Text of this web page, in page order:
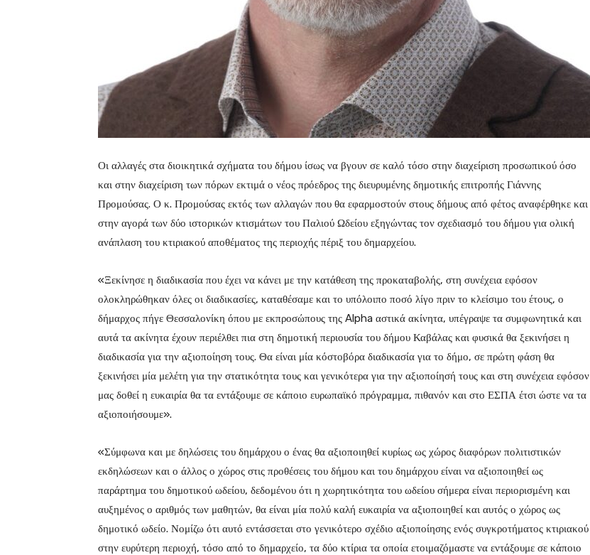
Οι αλλαγές στα διοικητικά σχήματα του δήμου ίσως να βγουν σε καλό τόσο στην διαχείριση προσωπικού όσο
και στην διαχείριση των πόρων εκτιμά ο νέος πρόεδρος της διευρυμένης δημοτικής επιτροπής Γιάννης
Προμούσας. Ο κ. Προμούσας εκτός των αλλαγών που θα εφαρμοστούν στους δήμους από φέτος αναφέρθηκε και
στην αγορά των δύο ιστορικών κτισμάτων του Παλιού Ωδείου εξηγώντας τον σχεδιασμό του δήμου για ολική
ανάπλαση του κτιριακού αποθέματος της περιοχής πέριξ του δημαρχείου.
«Ξεκίνησε η διαδικασία που έχει να κάνει με την κατάθεση της προκαταβολής, στη συνέχεια εφόσον
ολοκληρώθηκαν όλες οι διαδικασίες, καταθέσαμε και το υπόλοιπο ποσό λίγο πριν το κλείσιμο του έτους, ο
δήμαρχος πήγε Θεσσαλονίκη όπου με εκπροσώπους της Alpha αστικά ακίνητα, υπέγραψε τα συμφωνητικά και
αυτά τα ακίνητα έχουν περιέλθει πια στη δημοτική περιουσία του δήμου Καβάλας και φυσικά θα ξεκινήσει η
διαδικασία για την αξιοποίηση τους. Θα είναι μία κόστοβόρα διαδικασία για το δήμο, σε πρώτη φάση θα
ξεκινήσει μία μελέτη για την στατικότητα τους και γενικότερα για την αξιοποίησή τους και στη συνέχεια εφόσον
μας δοθεί η ευκαιρία θα τα εντάξουμε σε κάποιο ευρωπαϊκό πρόγραμμα, πιθανόν και στο ΕΣΠΑ έτσι ώστε να τα
αξιοποιήσουμε».
«Σύμφωνα και με δηλώσεις του δημάρχου ο ένας θα αξιοποιηθεί κυρίως ως χώρος διαφόρων πολιτιστικών
εκδηλώσεων και ο άλλος ο χώρος στις προθέσεις του δήμου και του δημάρχου είναι να αξιοποιηθεί ως
παράρτημα του δημοτικού ωδείου, δεδομένου ότι η χωρητικότητα του ωδείου σήμερα είναι περιορισμένη και
αυξημένος ο αριθμός των μαθητών, θα είναι μία πολύ καλή ευκαιρία να αξιοποιηθεί και αυτός ο χώρος ως
δημοτικό ωδείο. Νομίζω ότι αυτό εντάσσεται στο γενικότερο σχέδιο αξιοποίησης ενός συγκροτήματος κτιριακού
στην ευρύτερη περιοχή, τόσο από το δημαρχείο, τα δύο κτίρια τα οποία ετοιμαζόμαστε να εντάξουμε σε κάποιο